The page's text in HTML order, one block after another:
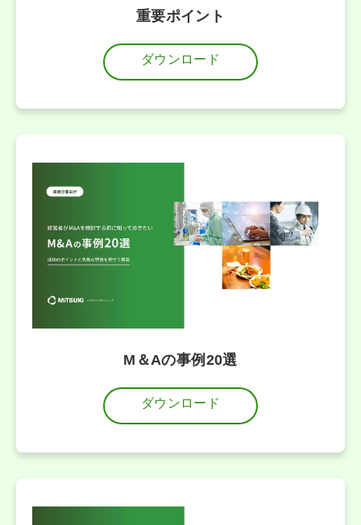
重要ポイント
ダウンロード
M＆Aの事例20選
ダウンロード